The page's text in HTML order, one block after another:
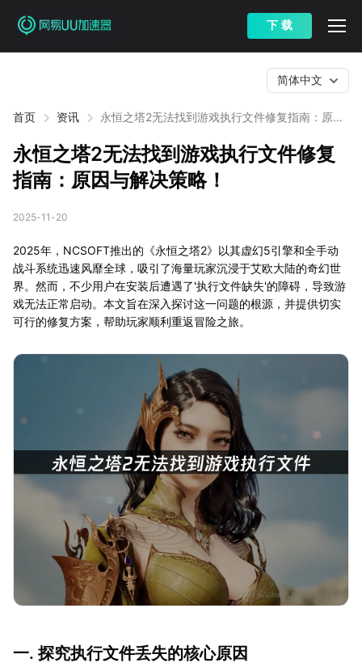
下 载
首页 资讯
永恒之塔2无法找到游戏执行文件修复指南：原因
简体中文
永恒之塔2无法找到游戏执行文件修复
指南：原因与解决策略！
2025-11-20
2025年，NCSOFT推出的《永恒之塔2》以其虚幻5引擎和全手动
战斗系统迅速风靡全球，吸引了海量玩家沉浸于艾欧大陆的奇幻世
界。然而，不少用户在安装后遭遇了'执行文件缺失'的障碍，导致游
戏无法正常启动。本文旨在深入探讨这一问题的根源，并提供切实
可行的修复方案，帮助玩家顺利重返冒险之旅。
一. 探究执行文件丢失的核心原因